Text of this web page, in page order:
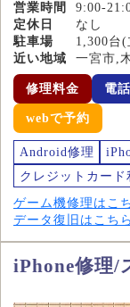
営業時間
9:00-
定休日
なし
駐車場
1,300台
近い地域
一宮市,
修理料金 電
webで予約
Android修理
クレジットカード
ゲーム機修理はこ
データ復旧はこちら
iPhone修理/